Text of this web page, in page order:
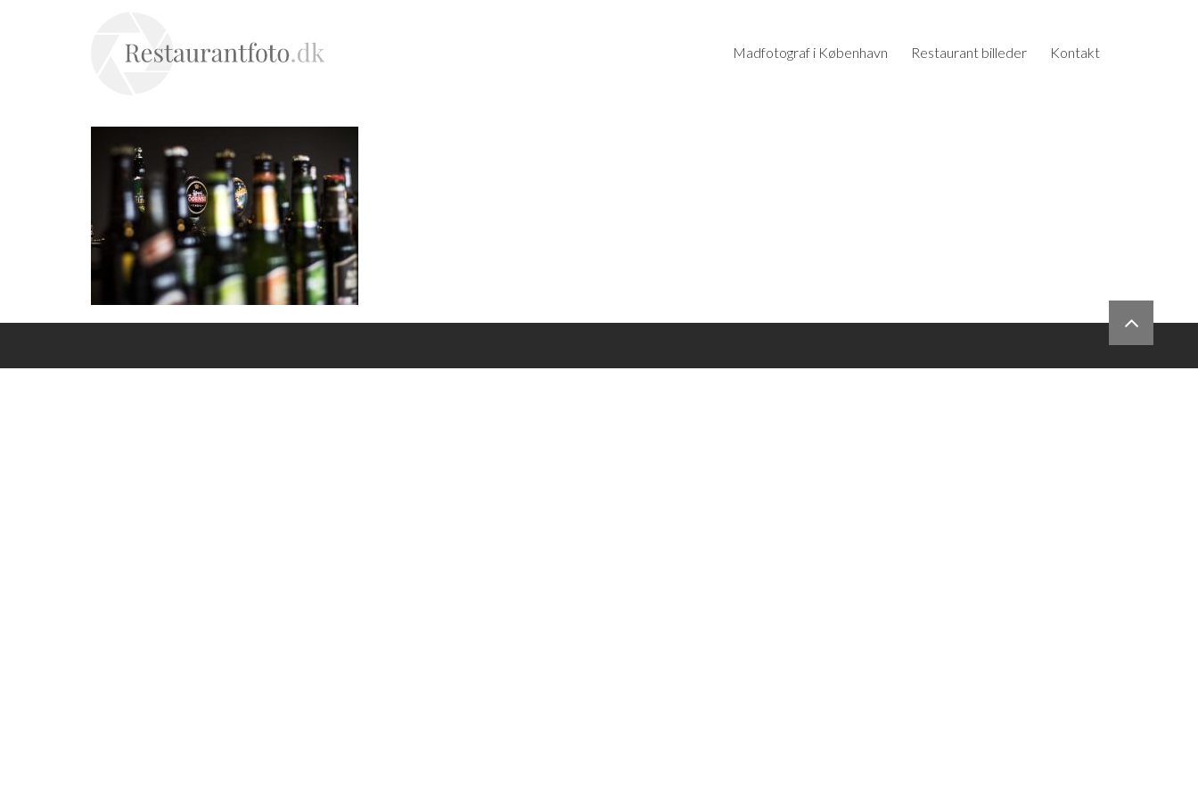
Madfotograf i København Restaurant billeder Kontakt